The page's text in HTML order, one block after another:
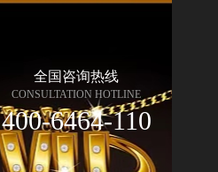
全国咨询热线
CONSULTATION HOTLINE
400-6464-110